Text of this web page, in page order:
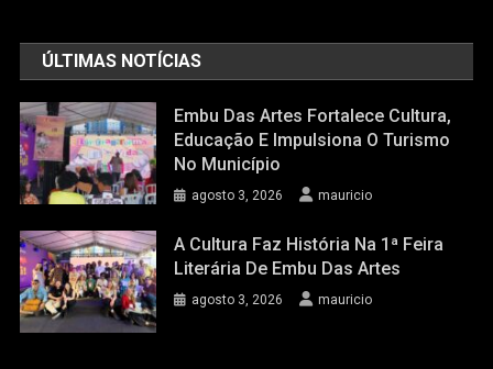
ÚLTIMAS NOTÍCIAS
Embu Das Artes Fortalece Cultura,
Educação E Impulsiona O Turismo
No Município
agosto 3, 2026 mauricio
A Cultura Faz História Na 1ª Feira
Literária De Embu Das Artes
agosto 3, 2026 mauricio